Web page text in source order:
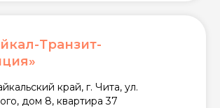
Транзит-
край, г. Чита, ул.
дом 8, квартира 37